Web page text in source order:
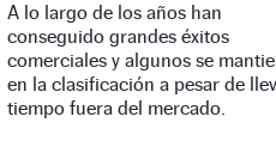
A lo largo de los años han
conseguido grandes éxitos
comerciales y algunos se
en la clasificación a pesar de
tiempo fuera del mercado.